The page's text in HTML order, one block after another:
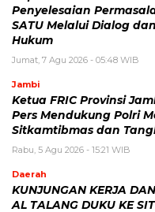
Penyelesaian
SATU Melalui Dialog
Hukum
Jumat, 7 Agu 2026 - 05:48 WIB
Jambi
Ketua FRIC Provinsi
Pers Mendukung Polri
Sitkamtibmas dan
Rabu, 5 Agu 2026 - 15:21 WIB
Daerah
KUNJUNGAN KERJA
AL TALANG DUKU KE